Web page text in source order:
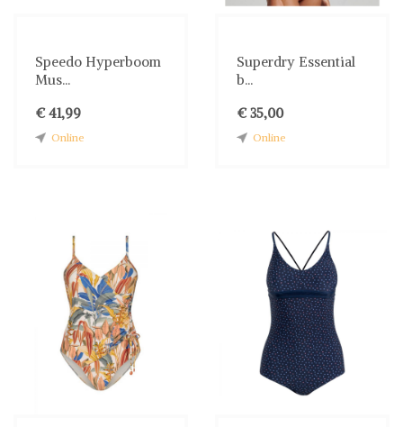
Speedo Hyperboom
Mus...
€ 41,99
Online
Superdry Essential
b...
€ 35,00
Online